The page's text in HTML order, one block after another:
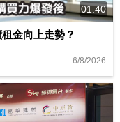
01:40
金向上走勢？
6/8/2026